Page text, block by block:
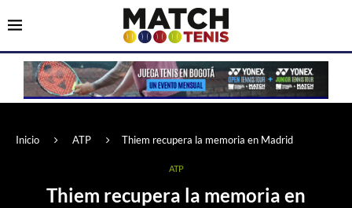
Inicio ATP Thiem recupera la memoria en Madrid
ATP
Thiem recupera la memoria en